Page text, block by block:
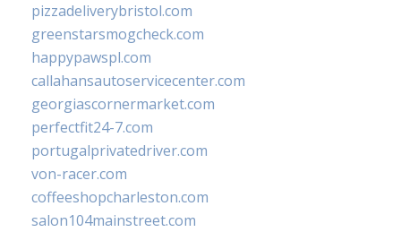
pizzadeliverybristol.com
greenstarsmogcheck.com
happypawspl.com
callahansautoservicecenter.com
georgiascornermarket.com
perfectfit24-7.com
portugalprivatedriver.com
von-racer.com
coffeeshopcharleston.com
salon104mainstreet.com